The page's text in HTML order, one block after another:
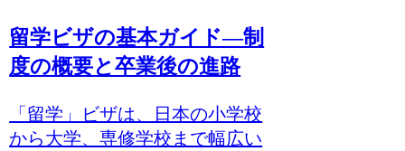
留学ビザの基本ガイド―制
度の概要と卒業後の進路
「留学」ビザは、日本の小学校
から大学、専修学校まで幅広い